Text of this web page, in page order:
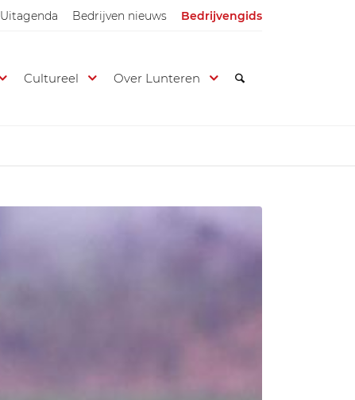
Uitagenda Bedrijven nieuws Bedrijvengids
Cultureel Over Lunteren